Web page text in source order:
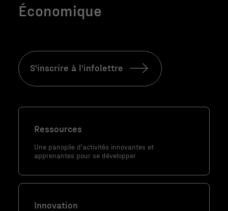
Économique
S'inscrire à l'infolettre
Ressources
Une panoplie d'activités innovantes et
apprenantes pour se développer
Innovation
témoins ne
sont pas
facultatifs. Ils
sont
Statistiques
Afin que nous
puissions